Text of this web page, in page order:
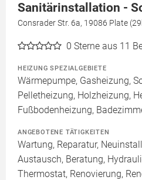
Sanitärinstallation -
Consrader Str. 6a, 19086 Plate
0 Sterne aus 11
HEIZUNG SPEZIALGEBIETE
Wärmepumpe, Gasheizung,
Pelletheizung, Holzheizung,
Fußbodenheizung,
ANGEBOTENE TÄTIGKEITEN
Wartung, Reparatur,
Austausch, Beratung,
Thermostat, Renovierung,